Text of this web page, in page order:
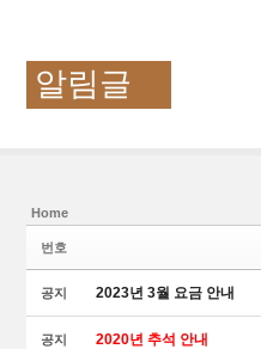
알림글
Home
번호
공지 2023년 3월 요금 안내
공지 2020년 추석 안내